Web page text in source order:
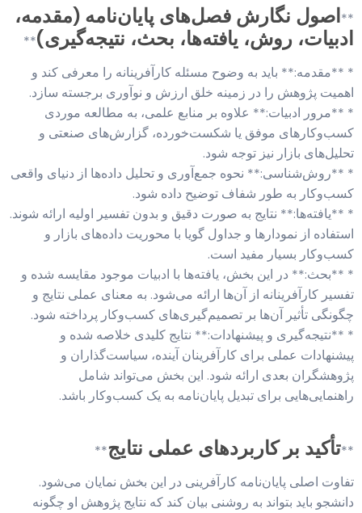
**اصول نگارش فصل‌های پایان‌نامه (مقدمه،
ادبیات، روش، یافته‌ها، بحث، نتیجه‌گیری)**
* **مقدمه:** باید به وضوح مسئله کارآفرینانه را معرفی کند و
اهمیت پژوهش را در زمینه خلق ارزش و نوآوری برجسته سازد.
* **مرور ادبیات:** علاوه بر منابع علمی، به مطالعه موردی
کسب‌وکارهای موفق یا شکست‌خورده، گزارش‌های صنعتی و
تحلیل‌های بازار نیز توجه شود.
* **روش‌شناسی:** نحوه جمع‌آوری و تحلیل داده‌ها از دنیای واقعی
کسب‌وکار به طور شفاف توضیح داده شود.
* **یافته‌ها:** نتایج به صورت دقیق و بدون تفسیر اولیه ارائه شوند.
استفاده از نمودارها و جداول گویا با محوریت داده‌های بازار و
کسب‌وکار بسیار مفید است.
* **بحث:** در این بخش، یافته‌ها با ادبیات موجود مقایسه شده و
تفسیر کارآفرینانه از آن‌ها ارائه می‌شود. به معنای عملی نتایج و
چگونگی تأثیر آن‌ها بر تصمیم‌گیری‌های کسب‌وکار پرداخته شود.
* **نتیجه‌گیری و پیشنهادات:** نتایج کلیدی خلاصه شده و
پیشنهادات عملی برای کارآفرینان آینده، سیاست‌گذاران و
پژوهشگران بعدی ارائه شود. این بخش می‌تواند شامل
راهنمایی‌هایی برای تبدیل پایان‌نامه به یک کسب‌وکار باشد.
**تأکید بر کاربردهای عملی نتایج**
تفاوت اصلی پایان‌نامه کارآفرینی در این بخش نمایان می‌شود.
دانشجو باید بتواند به روشنی بیان کند که نتایج پژوهش او چگونه